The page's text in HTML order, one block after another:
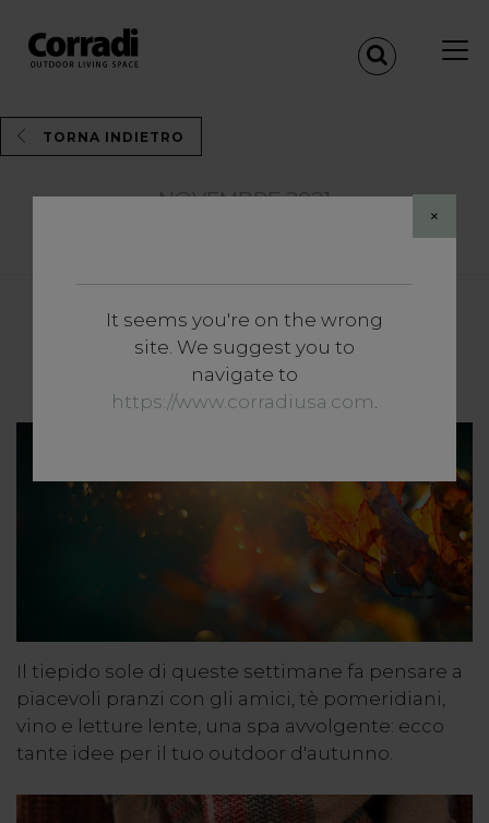
×
It seems you're on the wrong
site. We suggest you to
navigate to
https://www.corradiusa.com.
TORNA INDIETRO
NOVEMBRE 2021
Approfondimenti
Autunno in outdoor
Il tiepido sole di queste settimane fa pensare a
piacevoli pranzi con gli amici, tè pomeridiani,
vino e letture lente, una spa avvolgente: ecco
tante idee per il tuo outdoor d'autunno.